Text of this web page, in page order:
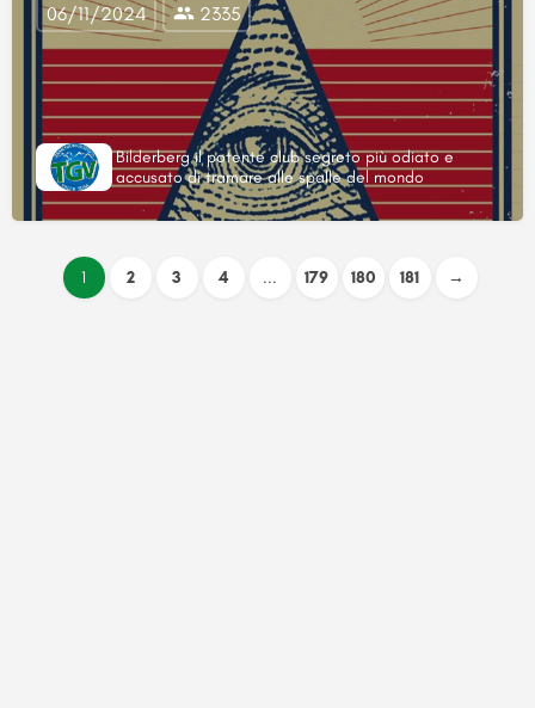
Bilderberg il potente club segreto più odiato e
accusato di tramare alle spalle del mondo
06/11/2024 2335
1 2 3 4 ... 179 180 181 →